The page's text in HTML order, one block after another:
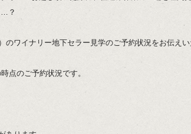
…？
のワイナリー地下セラー見学のご予約状況をお伝え
点のご予約状況です。